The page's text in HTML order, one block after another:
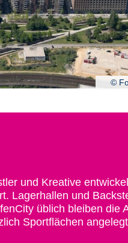
©
und Kreative
Lagerhallen und
üblich bleiben die
Sportflächen